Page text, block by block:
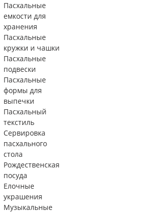
Пасхальные
емкости для
хранения
Пасхальные
кружки и чашки
Пасхальные
подвески
Пасхальные
формы для
выпечки
Пасхальный
текстиль
Сервировка
пасхального
стола
Рождественская
посуда
Елочные
украшения
Музыкальные